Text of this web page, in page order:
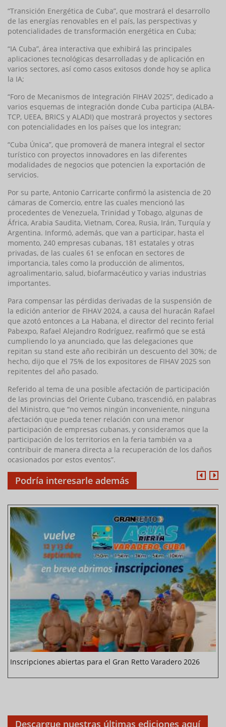
“Transición Energética de Cuba”, que mostrará el desarrollo
de las energías renovables en el país, las perspectivas y
potencialidades de transformación energética en Cuba;
“IA Cuba”, área interactiva que exhibirá las principales
aplicaciones tecnológicas desarrolladas y de aplicación en
varios sectores, así como casos exitosos donde hoy se aplica
la IA;
“Foro de Mecanismos de Integración FIHAV 2025”, dedicado a
varios esquemas de integración donde Cuba participa (ALBA-
TCP, UEEA, BRICS y ALADI) que mostrará proyectos y sectores
con potencialidades en los países que los integran;
“Cuba Única”, que promoverá de manera integral el sector
turístico con proyectos innovadores en las diferentes
modalidades de negocios que potencien la exportación de
servicios.
Por su parte, Antonio Carricarte confirmó la asistencia de 20
cámaras de Comercio, entre las cuales mencionó las
procedentes de Venezuela, Trinidad y Tobago, algunas de
África, Arabia Saudita, Vietnam, Corea, Rusia, Irán, Turquía y
Argentina. Informó, además, que van a participar, hasta el
momento, 240 empresas cubanas, 181 estatales y otras
privadas, de las cuales 61 se enfocan en sectores de
importancia, tales como la producción de alimentos,
agroalimentario, salud, biofarmacéutico y varias industrias
importantes.
Para compensar las pérdidas derivadas de la suspensión de
la edición anterior de FIHAV 2024, a causa del huracán Rafael
que azotó entonces a La Habana, el director del recinto ferial
Pabexpo, Rafael Alejandro Rodríguez, reafirmó que se está
cumpliendo lo ya anunciado, que las delegaciones que
repitan su stand este año recibirán un descuento del 30%; de
hecho, dijo que el 75% de los expositores de FIHAV 2025 son
repitentes del año pasado.
Referido al tema de una posible afectación de participación
de las provincias del Oriente Cubano, trascendió, en palabras
del Ministro, que “no vemos ningún inconveniente, ninguna
afectación que pueda tener relación con una menor
participación de empresas cubanas, y consideramos que la
participación de los territorios en la feria también va a
contribuir de manera directa a la recuperación de los daños
ocasionados por estos eventos”.
Podría interesarle además
Inscripciones abiertas para el Gran Retto Varadero 2026
Descargue nuestras últimas ediciones aquí